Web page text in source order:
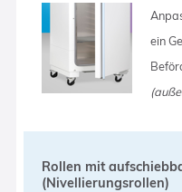
ein
Rollen mit
(Nivellierungsrollen)